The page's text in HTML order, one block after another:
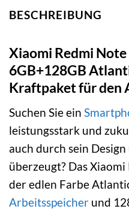
BESCHREIBUNG
Xiaomi Redmi Note
6GB+128GB
Kraftpaket für den
Suchen Sie ein
leistungsstark und
auch durch sein
überzeugt? Das
der edlen Farbe
Arbeitsspeicher und